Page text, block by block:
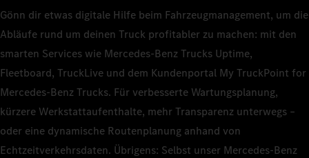
Gönn dir etwas digitale Hilfe beim Fahrzeugmanagement, um die
Abläufe rund um deinen Truck profitabler zu machen: mit den
smarten Services wie Mercedes‑Benz Trucks Uptime,
Fleetboard, TruckLive und dem Kundenportal My TruckPoint for
Mercedes‑Benz Trucks. Für verbesserte Wartungsplanung,
kürzere Werkstattaufenthalte, mehr Transparenz unterwegs –
oder eine dynamische Routenplanung anhand von
Echtzeitverkehrsdaten. Übrigens: Selbst unser Mercedes‑Benz